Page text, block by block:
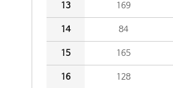
13 169
14 84
15 165
16 128